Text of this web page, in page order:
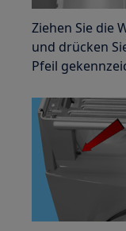
Ziehen Sie die
und drücken
Pfeil